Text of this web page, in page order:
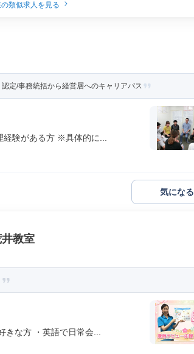
類似求人を見る
定/事務統括から経営層へのキャリアパス
験がある方 ※具体的に...
気になる
教室
な方 ・英語で日常会...